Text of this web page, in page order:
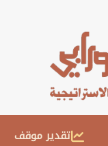
تقدير موقف